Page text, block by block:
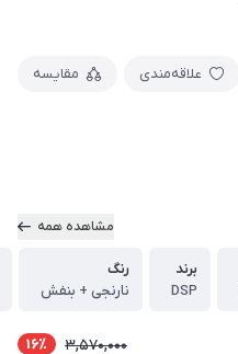
علاقه‌مندی مقایسه
مشاهده همه
برند
DSP
رنگ
نارنجی + بنفش
3,570,000 16٪